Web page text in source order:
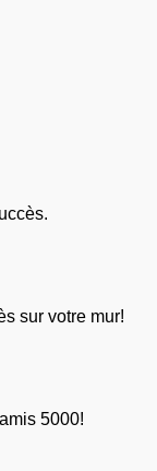
sur votre mur!
5000!